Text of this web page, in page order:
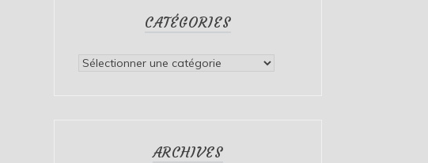
CATÉGORIES
Catégories
ARCHIVES